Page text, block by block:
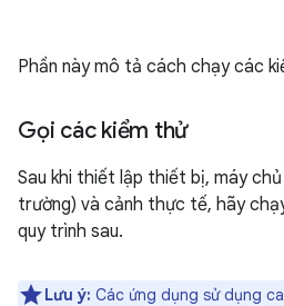
Phần này mô tả cách chạy các
Gọi các kiểm thử
Sau khi thiết lập thiết bị, máy
trường) và cảnh thực tế, hãy
quy trình sau.
Lưu ý: Các ứng dụng sử dụng